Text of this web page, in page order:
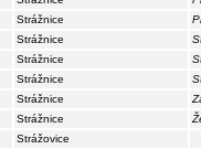
Strážnice
Strážnice
Strážnice
Strážnice
Strážnice
Strážnice
Strážovice